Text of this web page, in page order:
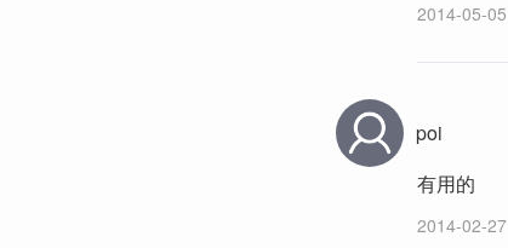
2014-05-05
poi
有用的
2014-02-27